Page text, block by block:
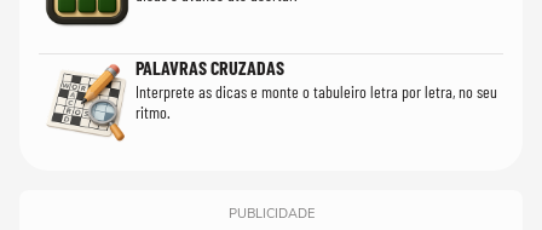
PALAVRAS CRUZADAS
Interprete as dicas e monte o tabuleiro letra por letra, no seu
ritmo.
PUBLICIDADE